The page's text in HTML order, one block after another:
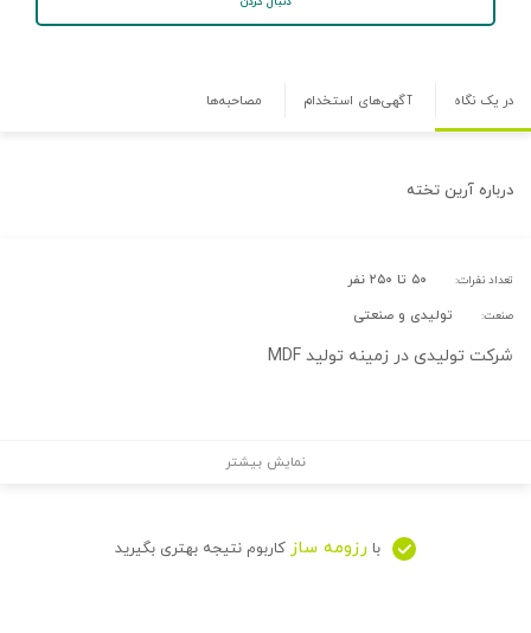
در یک نگاه آگهی‌های استخدام مصاحبه‌ها
درباره آرین تخته
تعداد نفرات: ۵۰ تا ۲۵۰ نفر
صنعت: تولیدی و صنعتی
شرکت تولیدی در زمینه تولید MDF
نمایش بیشتر
با رزومه ساز کاربوم نتیجه بهتری بگیرید